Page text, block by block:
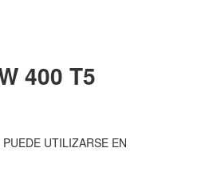
400 T5
UTILIZARSE EN